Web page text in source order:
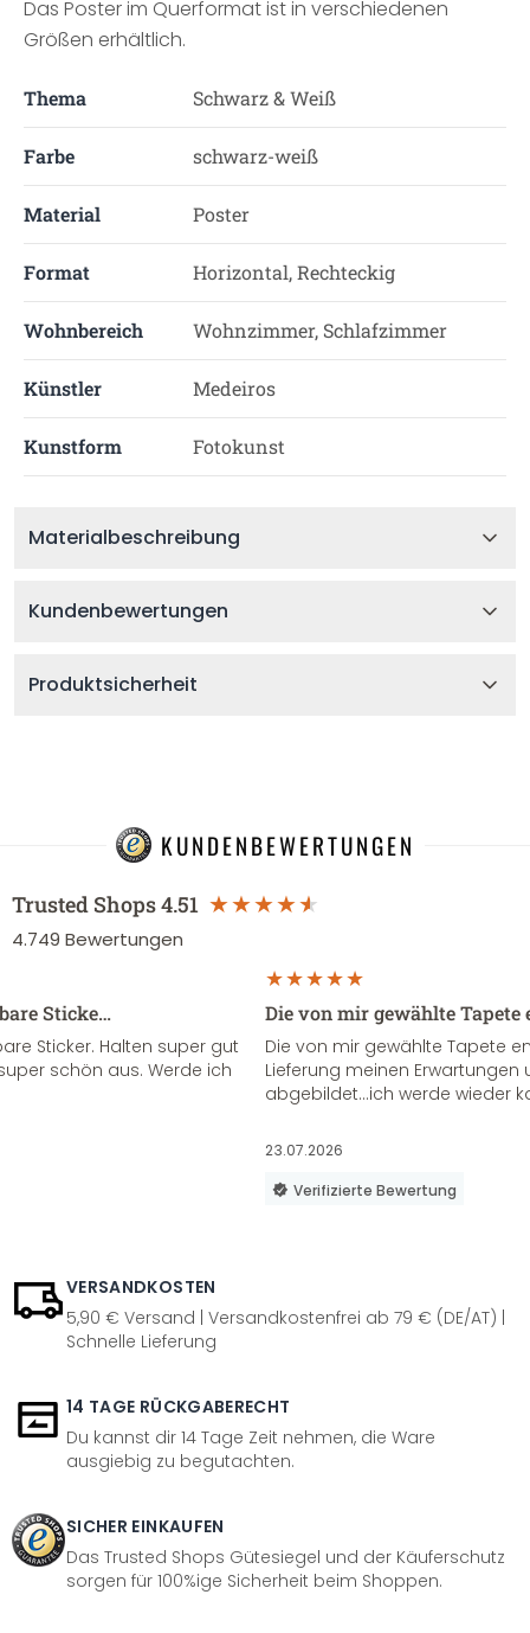
Das Poster im Querformat ist in verschiedenen
Größen erhältlich.
Thema Schwarz & Weiß
Farbe schwarz-weiß
Material Poster
Format Horizontal, Rechteckig
Wohnbereich Wohnzimmer, Schlafzimmer
Künstler Medeiros
Kunstform Fotokunst
Materialbeschreibung
Kundenbewertungen
Produktsicherheit
KUNDENBEWERTUNGEN
Trusted Shops4.51
4.749 Bewertungen
Sticke…
Sticker. Halten super gut
schön aus. Werde ich
Die von mir gewählte
Die von mir gewählte Tapete
Lieferung meinen Erwartungen
abgebildet...ich werde wieder
23.07.2026
Verifizierte Bewertung
VERSANDKOSTEN
5,90 € Versand | Versandkostenfrei ab 79 € (DE/AT) |
Schnelle Lieferung
14 TAGE RÜCKGABERECHT
Du kannst dir 14 Tage Zeit nehmen, die Ware
ausgiebig zu begutachten.
SICHER EINKAUFEN
Das Trusted Shops Gütesiegel und der Käuferschutz
sorgen für 100%ige Sicherheit beim Shoppen.